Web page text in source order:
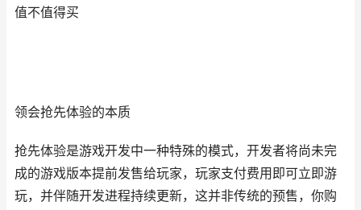
值不值得买
领会抢先体验的本质
抢先体验是游戏开发中一种特殊的模式，开发者将尚未完
成的游戏版本提前发售给玩家，玩家支付费用即可立即游
玩，并伴随开发进程持续更新，这并非传统的预售，你购